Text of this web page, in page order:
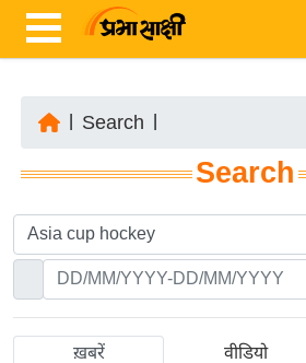
ज़ा
ख
र
ष्ट्री
Search
Search
ख़बरें वीडियो